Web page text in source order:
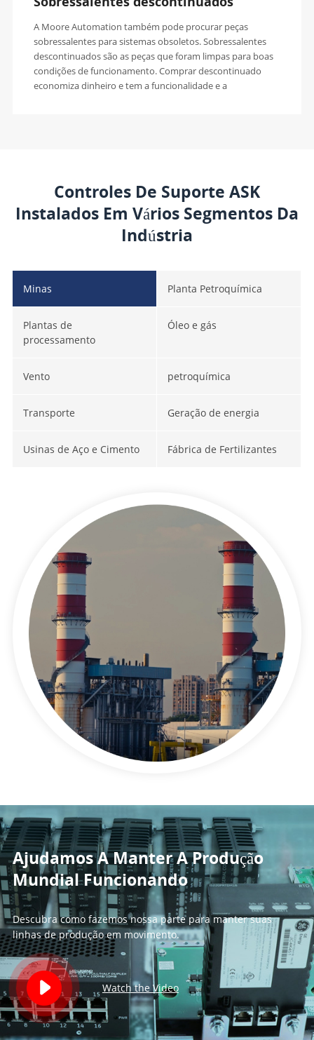
A Moore Automation também pode procurar peças
sobressalentes para sistemas obsoletos. Sobressalentes
descontinuados são as peças que foram limpas para boas
condições de funcionamento. Comprar descontinuado
economiza dinheiro e tem a funcionalidade e a
Controles De Suporte ASK
Instalados Em Vários Segmentos Da
Indústria
Minas Planta Petroquímica
Plantas de
processamento
Óleo e gás
Vento petroquímica
Transporte Geração de energia
Usinas de Aço e Cimento Fábrica de Fertilizantes
Ajudamos A Manter A Produção
Mundial Funcionando
Descubra como fazemos nossa parte para manter suas
linhas de produção em movimento.
Watch the Video